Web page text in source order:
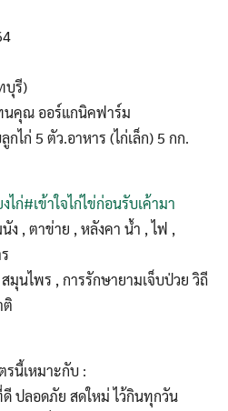
Search
บุรี)
นคุณ ออร์แกนิคฟาร์ม
ไก่ 5 ตัว.อาหาร​ (ไก่เล็ก) 5 กก.
ไก่#เข้าใจไก่ไข่ก่อนรับเค้ามา
ง , ตาข่าย , หลังคา น้ำ , ไฟ ,
มุนไพร , การรักษายามเจ็บป่วย วิถี
ติ
รนี้เหมาะกับ :
ปลอดภัย​ สดใหม่ ไว้กินทุกวัน